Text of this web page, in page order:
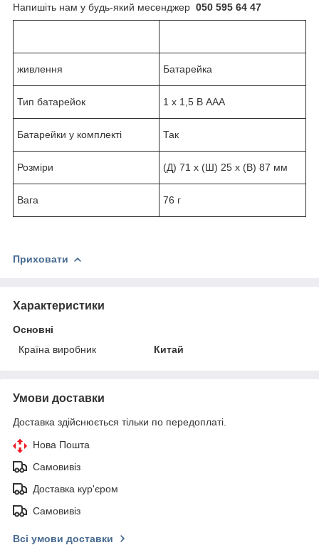
Напишіть нам у будь-який месенджер 050 595 64 47
живлення Батарейка
Тип батарейок 1 x 1,5 В AAA
Батарейки у комплекті Так
Розміри (Д) 71 x (Ш) 25 x (В) 87 мм
Вага 76 г
Приховати
Характеристики
Основні
Країна виробник
Китай
Умови доставки
Доставка здійснюється тільки по передоплаті.
Нова Пошта
Самовивіз
Доставка кур'єром
Самовивіз
Всі умови доставки